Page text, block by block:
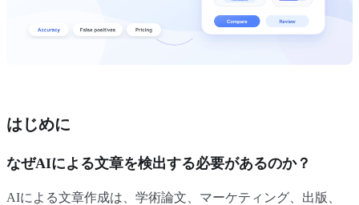
はじめに
なぜAIによる文章を検出する必要があるのか？
AIによる文章作成は、学術論文、マーケティング、出版、